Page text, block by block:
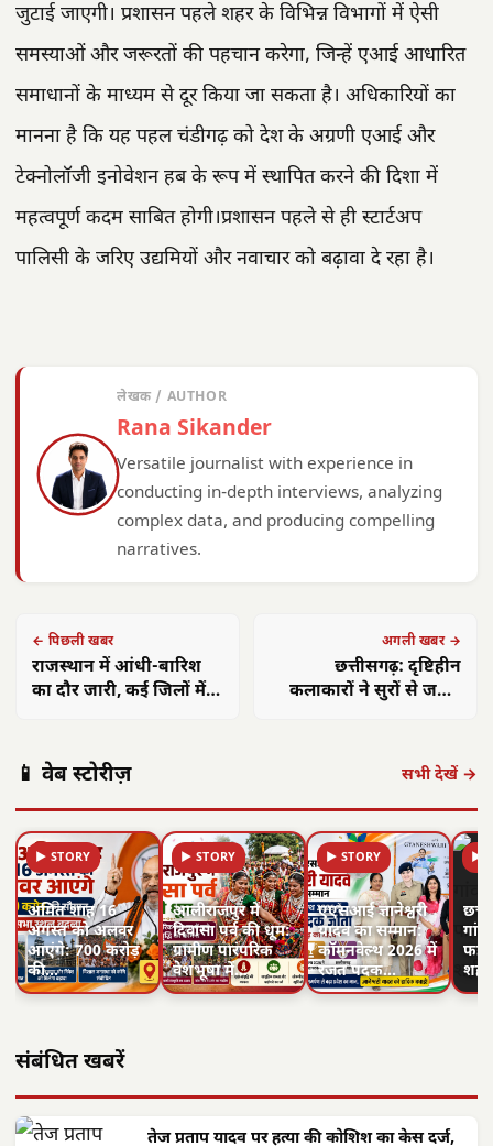
जुटाई जाएगी। प्रशासन पहले शहर के विभिन्न विभागों में ऐसी
समस्याओं और जरूरतों की पहचान करेगा, जिन्हें एआई आधारित
समाधानों के माध्यम से दूर किया जा सकता है। अधिकारियों का
मानना है कि यह पहल चंडीगढ़ को देश के अग्रणी एआई और
टेक्नोलॉजी इनोवेशन हब के रूप में स्थापित करने की दिशा में
महत्वपूर्ण कदम साबित होगी।प्रशासन पहले से ही स्टार्टअप
पालिसी के जरिए उद्यमियों और नवाचार को बढ़ावा दे रहा है।
लेखक / AUTHOR
Rana Sikander
Versatile journalist with experience in
conducting in-depth interviews, analyzing
complex data, and producing compelling
narratives.
← पिछली खबर
राजस्थान में आंधी-बारिश
का दौर जारी, कई जिलों में
अगली खबर →
छत्तीसगढ़: दृष्टिहीन
कलाकारों ने सुरों से जगाई
📱 वेब स्टोरीज़ सभी देखें →
▶ STORY
अमित शाह 16
अगस्त को अलवर
आएंगे: 700 करोड़
की…
▶ STORY
आलीराजपुर में
दिवासा पर्व की धूम:
ग्रामीण पारंपरिक
वेशभूषा में…
▶ STORY
एएसआई ज्ञानेश्वरी
यादव का सम्मान:
कॉमनवेल्थ 2026 में
रजत पदक…
▶
संबंधित खबरें
तेज प्रताप यादव पर हत्या की कोशिश का केस दर्ज,